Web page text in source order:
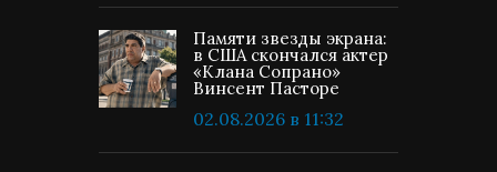
Памяти звезды экрана:
в США скончался актер
«Клана Сопрано»
Винсент Пасторе
02.08.2026 в 11:32